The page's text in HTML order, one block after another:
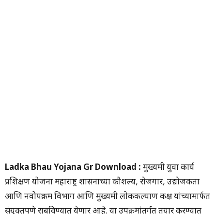
Ladka Bhau Yojana Gr Download : मुख्यमंत्री युवा कार्य
प्रशिक्षण योजना महाराष्ट्र शासनाच्या कौशल्य, रोजगार, उद्योजकता
आणि नवोपक्रम विभाग आणि मुख्यमंत्री लोककल्याण कक्ष यांच्यामार्फत
संयुक्तपणे राबविण्यात येणार आहे. या उपक्रमांतर्गत तयार करण्यात